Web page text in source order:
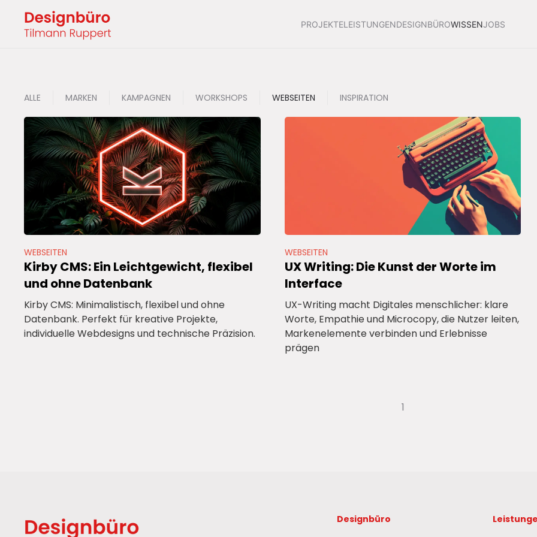
PROJEKTELEISTUNGENDESIGNBÜROWISSENJOBS
ALLE MARKEN KAMPAGNEN WORKSHOPS WEBSEITEN INSPIRATION
WEBSEITEN
Kirby CMS: Ein Leichtgewicht, flexibel
und ohne Datenbank
Kirby CMS: Minimalistisch, flexibel und ohne
Datenbank. Perfekt für kreative Projekte,
individuelle Webdesigns und technische Präzision.
WEBSEITEN
UX Writing: Die Kunst der Worte im
Interface
UX-Writing macht Digitales menschlicher: klare
Worte, Empathie und Microcopy, die Nutzer leiten,
Markenelemente verbinden und Erlebnisse
prägen
1
Designbüro